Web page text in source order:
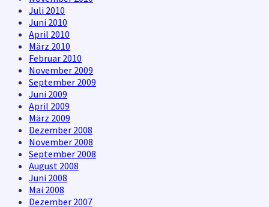
Juli 2010
Juni 2010
April 2010
März 2010
Februar 2010
November 2009
September 2009
Juni 2009
April 2009
März 2009
Dezember 2008
November 2008
September 2008
August 2008
Juni 2008
Mai 2008
Dezember 2007